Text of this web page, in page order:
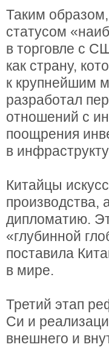
Таким
статусом
в торговле с
как страну,
к крупнейшим
разработал
отношений с
поощрения
в
Китайцы
производства,
дипломатию.
«глубинной
поставила
в мире.
Третий этап
Си и
внешнего и